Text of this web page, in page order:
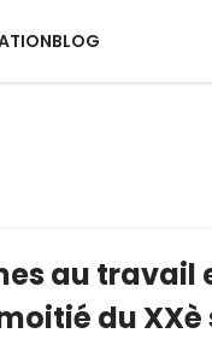
BLOG
au travail
du